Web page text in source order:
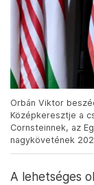
Orbán Viktor
Középkeresztje a
Cornsteinnek, az
nagykövetének
A lehetséges